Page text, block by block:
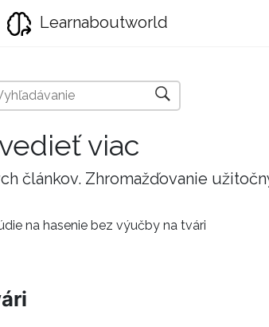
Learnaboutworld
viac
článkov. Zhromažďovanie
na hasenie bez výučby na tvári